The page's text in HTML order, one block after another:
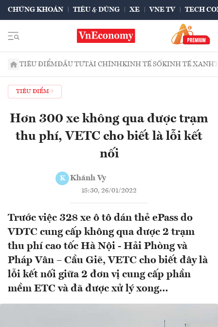
CHỨNG KHOÁN TIÊU & DÙNG XE VNE TV TECH
TIÊU ĐIỂMĐẦU TƯTÀI CHÍNHKINH TẾ SỐKINH TẾ XANH
TIÊU ĐIỂM
Hơn 300 xe không qua được trạm
thu phí, VETC cho biết là lỗi kết
nối
K Khánh Vy
18:30, 26/01/2022
Trước việc 328 xe ô tô dán thẻ ePass do
VDTC cung cấp không qua được 2 trạm
thu phí cao tốc Hà Nội - Hải Phòng và
Pháp Vân – Cầu Giẽ, VETC cho biết đây là
lỗi kết nối giữa 2 đơn vị cung cấp phần
mềm ETC và đã được xử lý xong…